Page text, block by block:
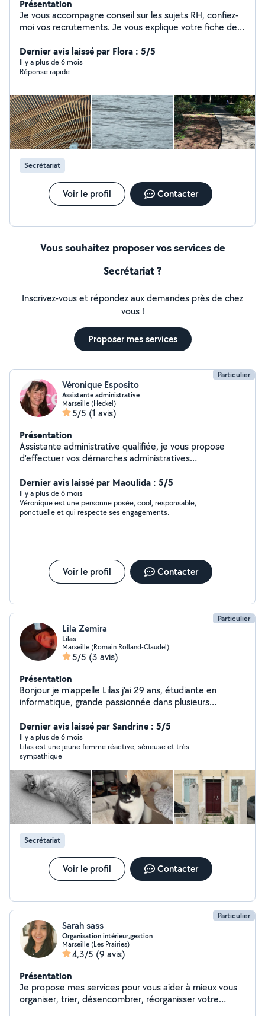
Présentation
Je vous accompagne conseil sur les sujets RH, confiez-
moi vos recrutements. Je vous explique votre fiche de
Dernier avis laissé par Flora : 5/5
Il y a plus de 6 mois
Réponse rapide
Secrétariat
Voir le profil Contacter
Vous souhaitez proposer vos services de
Secrétariat ?
Inscrivez-vous et répondez aux demandes près de chez
vous !
Proposer mes services
Particulier
Véronique Esposito
Assistante administrative
Marseille (Heckel)
5/5 (1 avis)
Présentation
Assistante administrative qualifiée, je vous propose
d'effectuer vos démarches administratives
courriers à rédiger, suivi de dossier... N'hésitez pas à me
contacter : rapidité et discrétion assurées.
Dernier avis laissé par Maoulida : 5/5
Il y a plus de 6 mois
Véronique est une personne posée, cool, responsable,
ponctuelle et qui respecte ses engagements.
Voir le profil Contacter
Particulier
Lila Zemira
Lilas
Marseille (Romain Rolland-Claudel)
5/5 (3 avis)
Présentation
Bonjour je m'appelle Lilas j'ai 29 ans, étudiante en
informatique, grande passionnée dans plusieurs
boulots, notamment garde d'enfants ou d'animaux et
aide aux devoirs, secrétariat, graphisme. Je suis une
personne ponctuelle, sérieuse, fiable et solaire. Je suis
disponible toute la semaine (même les week-ends) ,
n'hésitez pas à me contacter :)
Dernier avis laissé par Sandrine : 5/5
Il y a plus de 6 mois
Lilas est une jeune femme réactive, sérieuse et très
sympathique
Secrétariat
Voir le profil Contacter
Particulier
Sarah sass
Organisation intérieur,gestion
Marseille (Les Prairies)
4,3/5 (9 avis)
Présentation
Je propose mes services pour vous aider à mieux vous
organiser, trier, désencombrer, réorganisser votre